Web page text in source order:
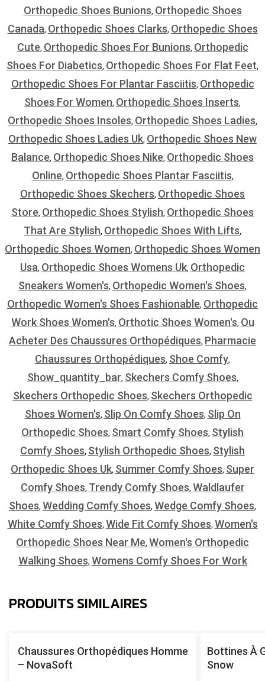
Orthopedic Shoes Bunions, Orthopedic Shoes
Canada, Orthopedic Shoes Clarks, Orthopedic Shoes
Cute, Orthopedic Shoes For Bunions, Orthopedic
Shoes For Diabetics, Orthopedic Shoes For Flat Feet,
Orthopedic Shoes For Plantar Fasciitis, Orthopedic
Shoes For Women, Orthopedic Shoes Inserts,
Orthopedic Shoes Insoles, Orthopedic Shoes Ladies,
Orthopedic Shoes Ladies Uk, Orthopedic Shoes New
Balance, Orthopedic Shoes Nike, Orthopedic Shoes
Online, Orthopedic Shoes Plantar Fasciitis,
Orthopedic Shoes Skechers, Orthopedic Shoes
Store, Orthopedic Shoes Stylish, Orthopedic Shoes
That Are Stylish, Orthopedic Shoes With Lifts,
Orthopedic Shoes Women, Orthopedic Shoes Women
Usa, Orthopedic Shoes Womens Uk, Orthopedic
Sneakers Women's, Orthopedic Women's Shoes,
Orthopedic Women's Shoes Fashionable, Orthopedic
Work Shoes Women's, Orthotic Shoes Women's, Ou
Acheter Des Chaussures Orthopédiques, Pharmacie
Chaussures Orthopédiques, Shoe Comfy,
Show_quantity_bar, Skechers Comfy Shoes,
Skechers Orthopedic Shoes, Skechers Orthopedic
Shoes Women's, Slip On Comfy Shoes, Slip On
Orthopedic Shoes, Smart Comfy Shoes, Stylish
Comfy Shoes, Stylish Orthopedic Shoes, Stylish
Orthopedic Shoes Uk, Summer Comfy Shoes, Super
Comfy Shoes, Trendy Comfy Shoes, Waldlaufer
Shoes, Wedding Comfy Shoes, Wedge Comfy Shoes,
White Comfy Shoes, Wide Fit Comfy Shoes, Women's
Orthopedic Shoes Near Me, Women's Orthopedic
Walking Shoes, Womens Comfy Shoes For Work
PRODUITS SIMILAIRES
Chaussures Orthopédiques Homme
– NovaSoft
Bottines À
Snow